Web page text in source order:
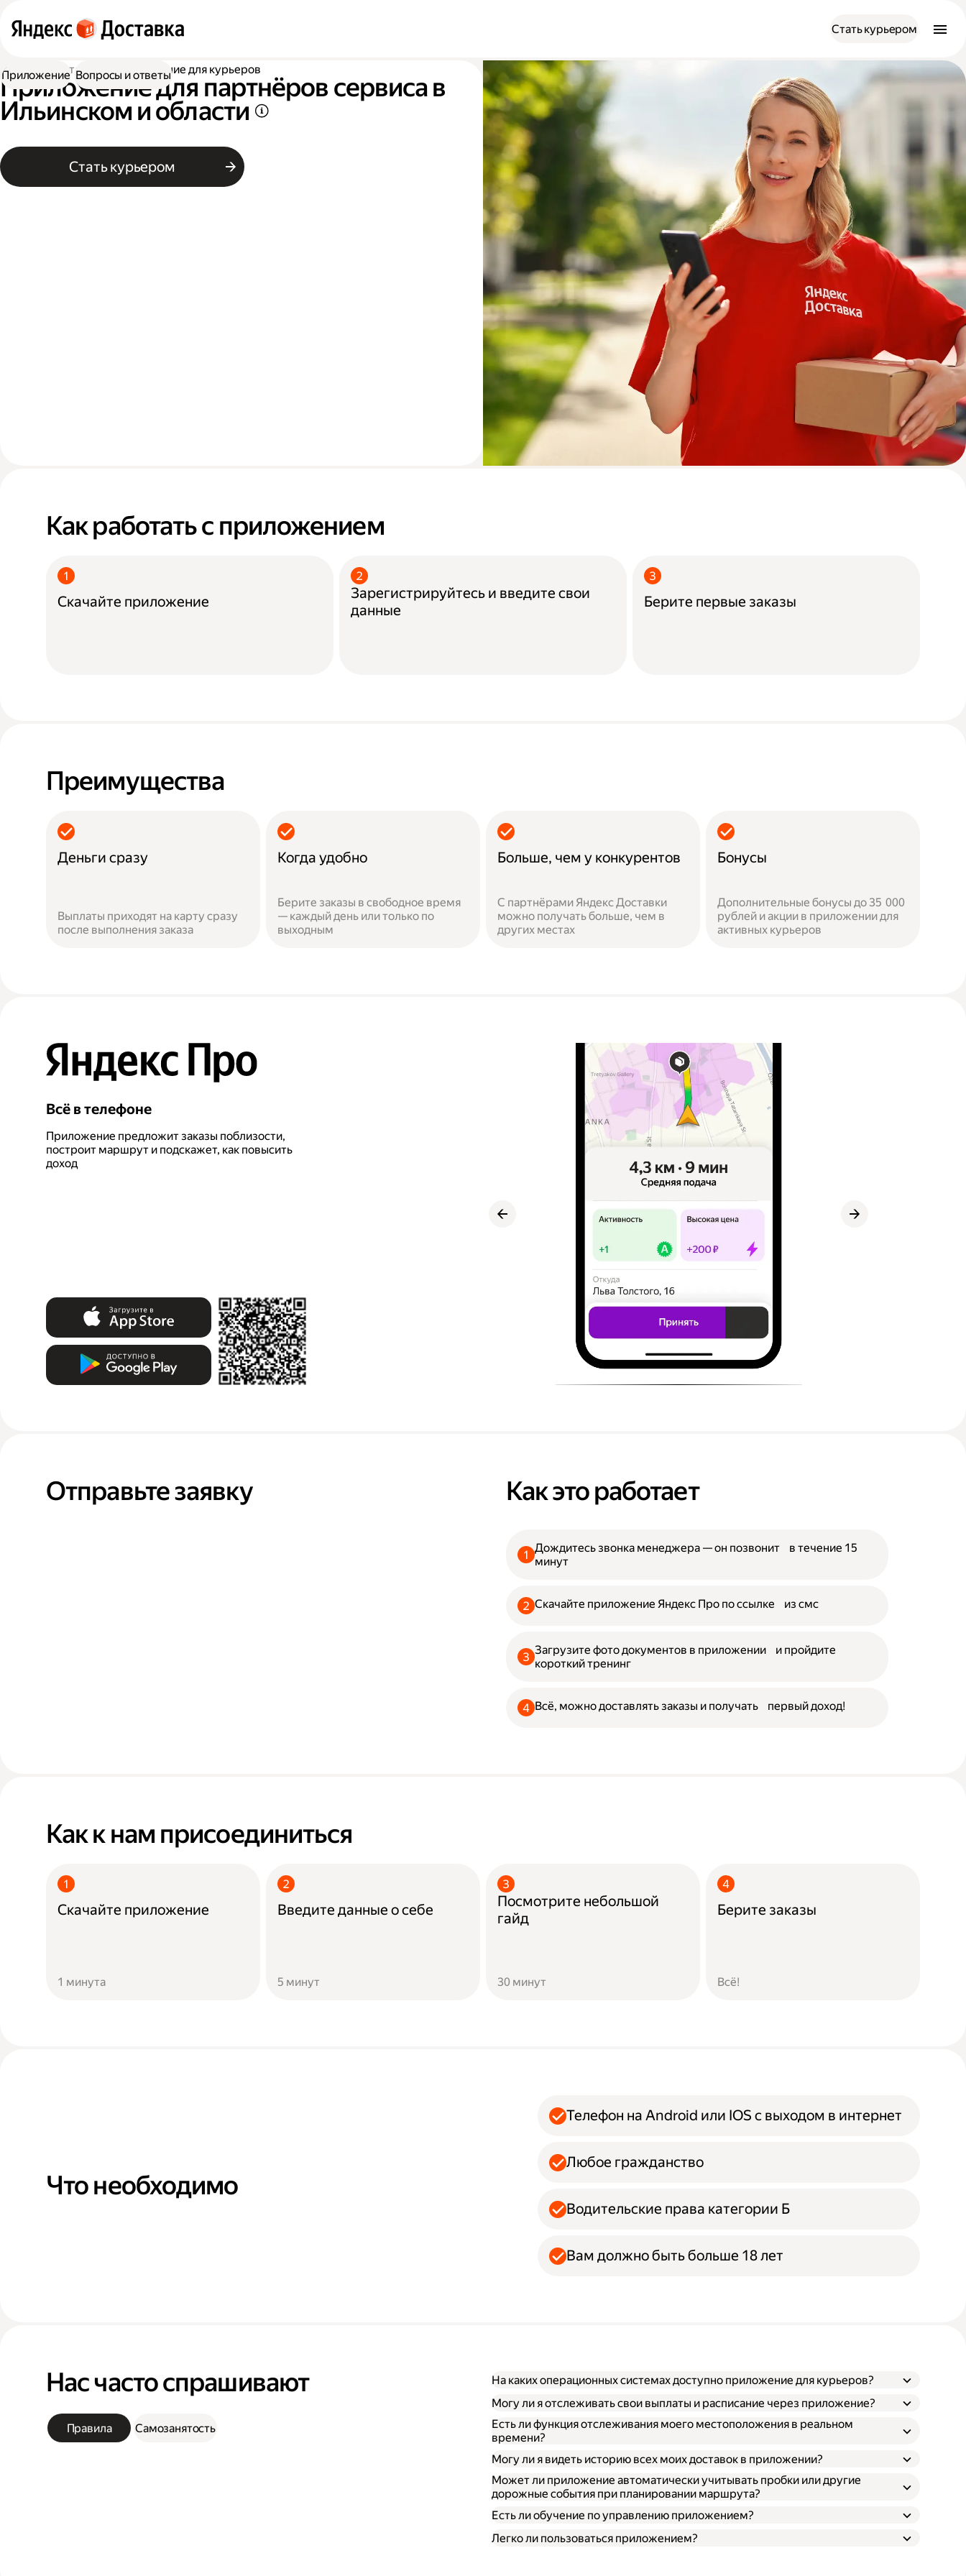
Стать курьером
Работа в Доставке Приложение для курьеров
Приложение для партнёров сервиса в
Ильинском и области
Стать курьером
Приложение Вопросы и ответы
Как работать с приложением
Скачайте приложение
Зарегистрируйтесь и введите свои
данные
Берите первые заказы
Преимущества
Деньги сразу
Выплаты приходят на карту сразу
после выполнения заказа
Когда удобно
Берите заказы в свободное время
— каждый день или только по
выходным
Больше, чем у конкурентов
С партнёрами Яндекс Доставки
можно получать больше, чем в
других местах
Бонусы
Дополнительные бонусы до 35 000
рублей и акции в приложении для
активных курьеров
Всё в телефоне
Приложение предложит заказы поблизости,
построит маршрут и подскажет, как повысить
доход
Отправьте заявку Как это работает
Дождитесь звонка менеджера — он позвонит в течение 15
минут
Скачайте приложение Яндекс Про по ссылке из смс
Загрузите фото документов в приложении и пройдите
короткий тренинг
Всё, можно доставлять заказы и получать первый доход!
Как к нам присоединиться
Скачайте приложение
1 минута
Введите данные о себе
5 минут
Посмотрите небольшой
гайд
30 минут
Берите заказы
Всё!
Что необходимо
Телефон на Android или IOS с выходом в интернет
Любое гражданство
Водительские права категории Б
Вам должно быть больше 18 лет
Нас часто спрашивают
Правила Самозанятость
На каких операционных системах доступно приложение для курьеров?
Могу ли я отслеживать свои выплаты и расписание через приложение?
Есть ли функция отслеживания моего местоположения в реальном
времени?
Могу ли я видеть историю всех моих доставок в приложении?
Может ли приложение автоматически учитывать пробки или другие
дорожные события при планировании маршрута?
Есть ли обучение по управлению приложением?
Легко ли пользоваться приложением?